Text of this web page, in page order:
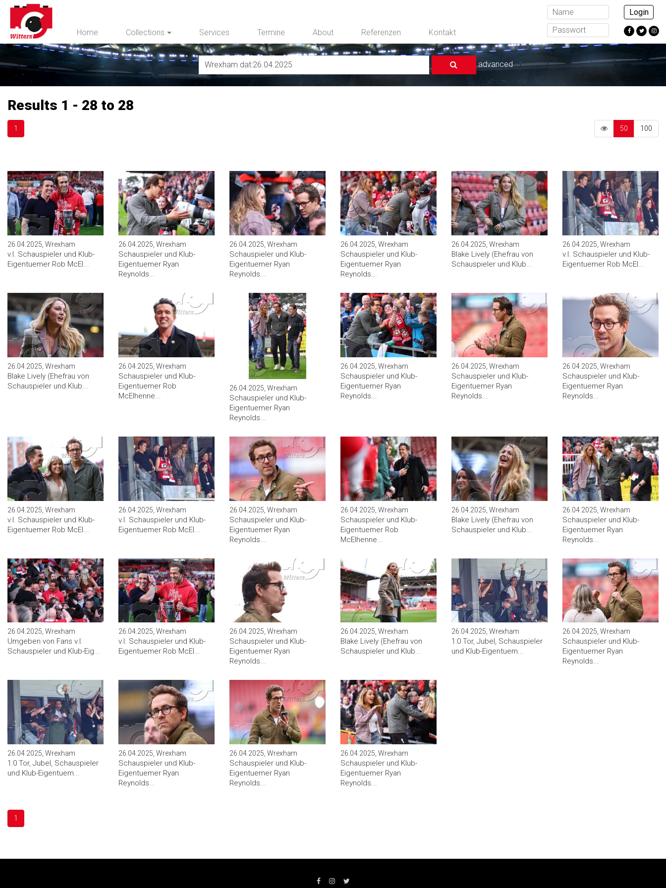
Home Collections Services Termine About Referenzen Kontakt
Login
advanced
Results 1 - 28 to 28
1 50 100
26.04.2025, Wrexham
v.l. Schauspieler und Klub-
Eigentuemer Rob McEl...
26.04.2025, Wrexham
Schauspieler und Klub-
Eigentuemer Ryan
Reynolds...
26.04.2025, Wrexham
Schauspieler und Klub-
Eigentuemer Ryan
Reynolds...
26.04.2025, Wrexham
Schauspieler und Klub-
Eigentuemer Ryan
Reynolds...
26.04.2025, Wrexham
Blake Lively (Ehefrau von
Schauspieler und Klub...
26.04.2025, Wrexham
v.l. Schauspieler und Klub-
Eigentuemer Rob McEl...
26.04.2025, Wrexham
Blake Lively (Ehefrau von
Schauspieler und Klub...
26.04.2025, Wrexham
Schauspieler und Klub-
Eigentuemer Rob
McElhenne...
26.04.2025, Wrexham
Schauspieler und Klub-
Eigentuemer Ryan
Reynolds...
26.04.2025, Wrexham
Schauspieler und Klub-
Eigentuemer Ryan
Reynolds...
26.04.2025, Wrexham
Schauspieler und Klub-
Eigentuemer Ryan
Reynolds...
26.04.2025, Wrexham
Schauspieler und Klub-
Eigentuemer Ryan
Reynolds...
26.04.2025, Wrexham
v.l. Schauspieler und Klub-
Eigentuemer Rob McEl...
26.04.2025, Wrexham
v.l. Schauspieler und Klub-
Eigentuemer Rob McEl...
26.04.2025, Wrexham
Schauspieler und Klub-
Eigentuemer Ryan
Reynolds...
26.04.2025, Wrexham
Schauspieler und Klub-
Eigentuemer Rob
McElhenne...
26.04.2025, Wrexham
Blake Lively (Ehefrau von
Schauspieler und Klub...
26.04.2025, Wrexham
Schauspieler und Klub-
Eigentuemer Ryan
Reynolds...
26.04.2025, Wrexham
Umgeben von Fans v.l.
Schauspieler und Klub-Eig...
26.04.2025, Wrexham
v.l. Schauspieler und Klub-
Eigentuemer Rob McEl...
26.04.2025, Wrexham
Schauspieler und Klub-
Eigentuemer Ryan
Reynolds...
26.04.2025, Wrexham
Blake Lively (Ehefrau von
Schauspieler und Klub...
26.04.2025, Wrexham
1:0 Tor, Jubel, Schauspieler
und Klub-Eigentuem...
26.04.2025, Wrexham
Schauspieler und Klub-
Eigentuemer Ryan
Reynolds...
26.04.2025, Wrexham
1:0 Tor, Jubel, Schauspieler
und Klub-Eigentuem...
26.04.2025, Wrexham
Schauspieler und Klub-
Eigentuemer Ryan
Reynolds...
26.04.2025, Wrexham
Schauspieler und Klub-
Eigentuemer Ryan
Reynolds...
26.04.2025, Wrexham
Schauspieler und Klub-
Eigentuemer Ryan
Reynolds...
1